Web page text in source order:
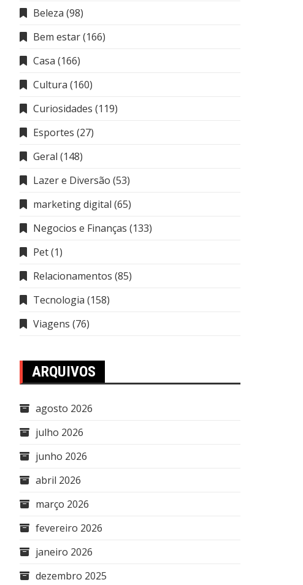
Beleza (98)
Bem estar(166)
Casa (166)
Cultura (160)
Curiosidades (119)
Esportes (27)
Geral (148)
Lazer e Diversão (53)
marketing digital (65)
Negocios e Finanças (133)
Pet(1)
Relacionamentos (85)
Tecnologia (158)
Viagens (76)
ARQUIVOS
agosto 2026
julho 2026
junho 2026
abril 2026
março 2026
fevereiro 2026
janeiro 2026
dezembro 2025